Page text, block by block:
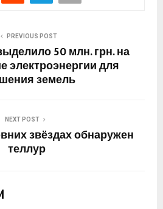
PREVIOUS POST
50 млн. грн. на
электроэнергии для
земель
NEXT POST
звёздах обнаружен
теллур